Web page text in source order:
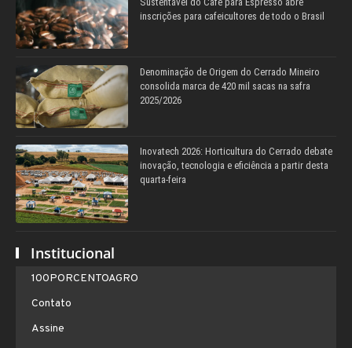
inscrições para cafeicultores de todo o Brasil
Denominação de Origem do Cerrado Mineiro
consolida marca de 420 mil sacas na safra
2025/2026
Inovatech 2026: Horticultura do Cerrado debate
inovação, tecnologia e eficiência a partir desta
quarta-feira
Institucional
100PORCENTOAGRO
Contato
Assine